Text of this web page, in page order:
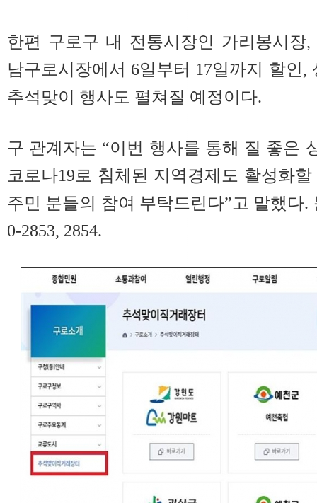
한편 구로구 내 전통시장인 가리봉시장
남구로시장에서 6일부터 17일까지 할인
추석맞이 행사도 펼쳐질 예정이다.
구 관계자는 “이번 행사를 통해 질 좋은
코로나19로 침체된 지역경제도 활성화
주민 분들의 참여 부탁드린다”고 말했다.
0-2853, 2854.